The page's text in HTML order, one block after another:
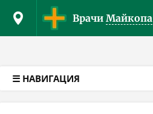
Врачи Майкопа
☰ НАВИГАЦИЯ